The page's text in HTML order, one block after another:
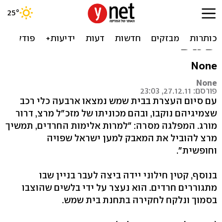
לאחר ההפגנה: נוקבו צמיגי
מכוניתו של מזכ"ל מרצ בבית
שמש
None
None
פורסם: 27.12.11, 23:03
עם סיום העצרת בבית שמש נמצאו ארבעה כלי רכב
שצמיגיהם נוקבו, ובהם מכוניתו של מזכ״ל מרצ, דרור
מורג. המפלגה מסרה: ״למרות אלימות החרדים, תמשיך
מרצ להוביל את המאבק למען ישראל שפויה
וחופשית".
בנוסף, קטין חילוני יידה ביצה לעבר בניין שבו
מתגוררים חרדים. הוא נעצר על ידי בלשים שהוצבו
בסמוך ונלקח לחקירה בתחנת בית שמש.